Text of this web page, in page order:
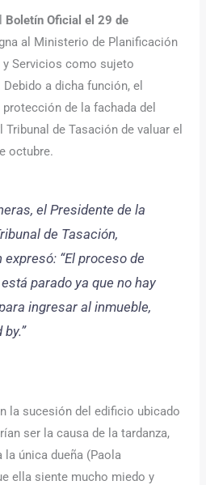
Boletín Oficial el 29 de
al Ministerio de Planificación
y Servicios como sujeto
a dicha función, el
de la fachada del
de Tasación de valuar el
octubre.
el Presidente de la
de Tasación,
“El proceso de
parado ya que no hay
ingresar al inmueble,
la sucesión del edificio ubicado
ser la causa de la tardanza,
la única dueña (Paola
ella siente mucho miedo y